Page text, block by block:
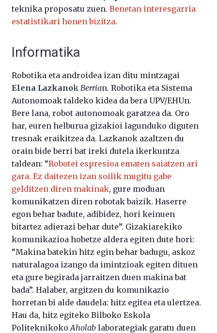
teknika proposatu zuen. Benetan interesgarria
estatistikari honen bizitza.
Informatika
Robotika eta androidea izan ditu mintzagai
Elena Lazkanok Berrian. Robotika eta Sistema
Autonomoak taldeko kidea da bera UPV/EHUn.
Bere lana, robot autonomoak garatzea da. Oro
har, euren helburua gizakioi lagunduko diguten
tresnak eraikitzea da. Lazkanok azaltzen du
orain bide berri bat ireki dutela ikerkuntza
taldean: “Robotei espresioa ematen saiatzen ari
gara. Ez daitezen izan soilik mugitu gabe
gelditzen diren makinak, gure moduan
komunikatzen diren robotak baizik. Haserre
egon behar badute, adibidez, hori keinuen
bitartez adierazi behar dute”. Gizakiarekiko
komunikazioa hobetze aldera egiten dute hori:
“Makina batekin hitz egin behar badugu, askoz
naturalagoa izango da imintzioak egiten dituen
eta gure begirada jarraitzen duen makina bat
bada”. Halaber, argitzen du komunikazio
horretan bi alde daudela: hitz egitea eta ulertzea.
Hau da, hitz egiteko Bilboko Eskola
Politeknikoko Aholab laborategiak garatu duen